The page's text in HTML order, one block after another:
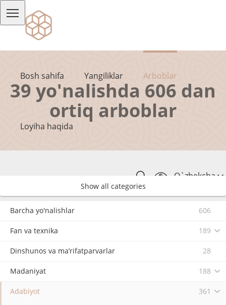
Bosh sahifa Yangiliklar Arboblar
Loyiha haqida
O`zbekcha
39 yo'nalishda 606 dan
ortiq arboblar
Show all categories
Barcha yo'nalishlar 606
Fan va texnika 189
Dinshunos va ma’rifatparvarlar 28
Madaniyat 188
Adabiyot 361